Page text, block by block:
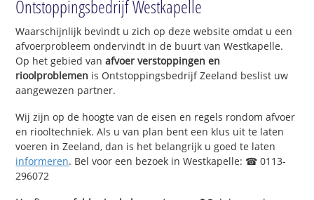
Ontstoppingsbedrijf Westkapelle
Waarschijnlijk bevindt u zich op deze website omdat u een
afvoerprobleem ondervindt in de buurt van Westkapelle.
Op het gebied vanafvoer verstoppingen en
rioolproblemen is Ontstoppingsbedrijf Zeeland beslist uw
aangewezen partner.
Wij zijn op de hoogte van de eisen en regels rondom afvoer
en riooltechniek. Als u van plan bent een klus uit te laten
voeren in Zeeland, dan is het belangrijk u goed te laten
informeren. Bel voor een bezoek in Westkapelle: ☎ 0113-
296072